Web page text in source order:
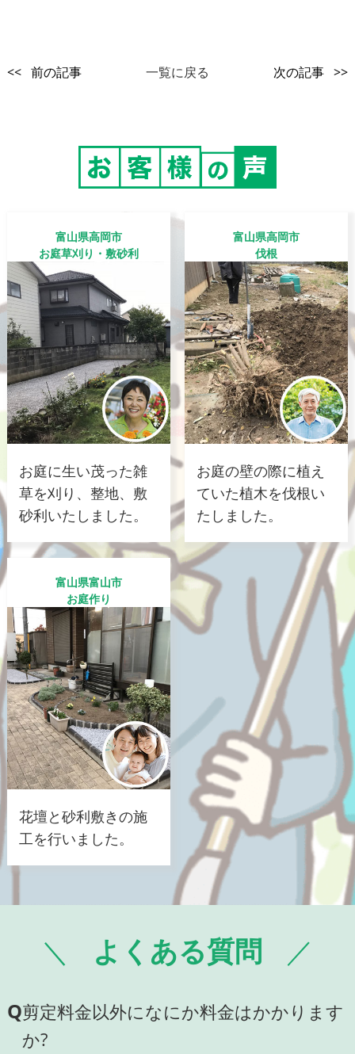
<< 前の記事 一覧に戻る 次の記事 >>
富山県高岡市
お庭草刈り・敷砂利
お庭に生い茂った雑
草を刈り、整地、敷
砂利いたしました。
富山県高岡市
伐根
お庭の壁の際に植え
ていた植木を伐根い
たしました。
富山県富山市
お庭作り
花壇と砂利敷きの施
工を行いました。
よくある質問
Q剪定料金以外になにか料金はかかります
か?